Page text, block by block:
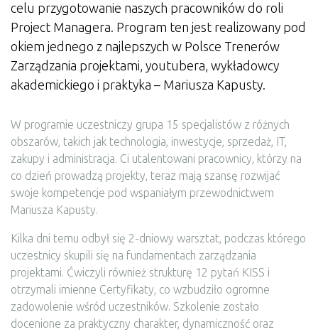
celu przygotowanie naszych pracowników do roli
Project Managera. Program ten jest realizowany pod
okiem jednego z najlepszych w Polsce Trenerów
Zarządzania projektami, youtubera, wykładowcy
akademickiego i praktyka – Mariusza Kapusty.
W programie uczestniczy grupa 15 specjalistów z różnych
obszarów, takich jak technologia, inwestycje, sprzedaż, IT,
zakupy i administracja. Ci utalentowani pracownicy, którzy na
co dzień prowadzą projekty, teraz mają szansę rozwijać
swoje kompetencje pod wspaniałym przewodnictwem
Mariusza Kapusty.
Kilka dni temu odbył się 2-dniowy warsztat, podczas którego
uczestnicy skupili się na fundamentach zarządzania
projektami. Ćwiczyli również strukturę 12 pytań KISS i
otrzymali imienne Certyfikaty, co wzbudziło ogromne
zadowolenie wśród uczestników. Szkolenie zostało
docenione za praktyczny charakter, dynamiczność oraz